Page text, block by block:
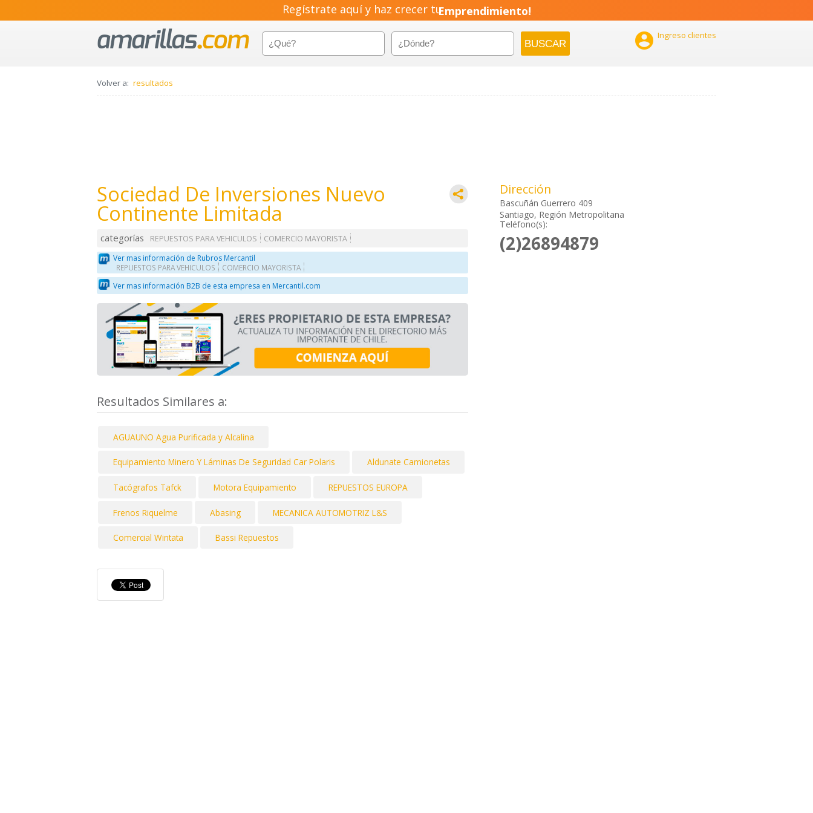
Regístrate aquí y haz crecer tuEmprendimiento!
 Ingreso clientes
Volver a: resultados
Sociedad De Inversiones Nuevo
Continente Limitada
categorías REPUESTOS PARA VEHICULOS
COMERCIO MAYORISTA
Ver mas información de Rubros Mercantil
REPUESTOS PARA VEHICULOS COMERCIO MAYORISTA
Ver mas información B2B de esta empresa en Mercantil.com
Resultados Similares a:
AGUAUNO Agua Purificada y Alcalina
Equipamiento Minero Y Láminas De Seguridad Car Polaris Aldunate Camionetas
Tacógrafos Tafck Motora Equipamiento REPUESTOS EUROPA
Frenos Riquelme Abasing MECANICA AUTOMOTRIZ L&S
Comercial Wintata Bassi Repuestos
Dirección
Bascuñán Guerrero 409
Santiago, Región Metropolitana
Teléfono(s):
(2)26894879